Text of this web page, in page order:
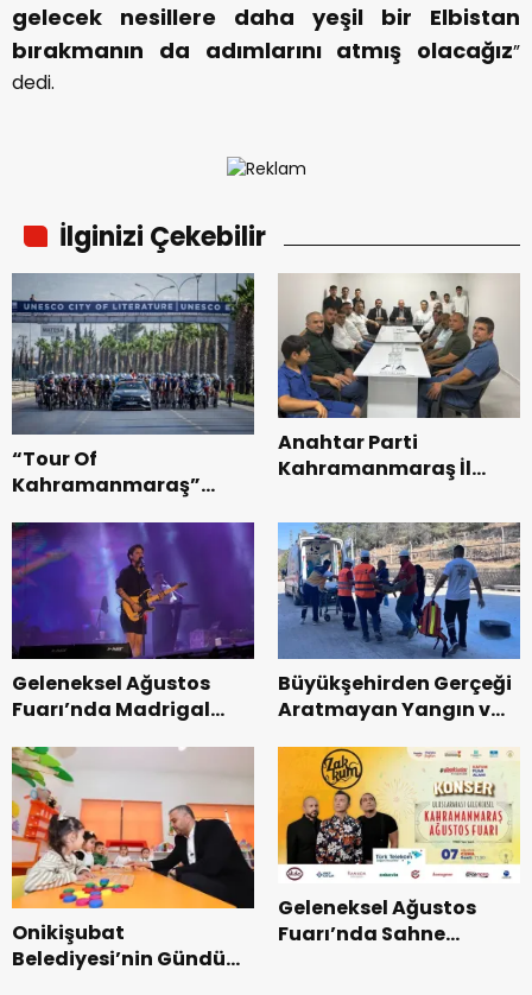
gelecek nesillere daha yeşil bir Elbistan
bırakmanın da adımlarını atmış olacağız”
dedi.
İlginizi Çekebilir
“Tour Of
Kahramanmaraş”
Bisikleti Turnuvası
Tamamlandı.
Anahtar Parti
Kahramanmaraş İl
Teşkilatı ile buluştu.
Geleneksel Ağustos
Fuarı’nda Madrigal
Büyükşehirden Gerçeği
Aratmayan Yangın ve
Onikişubat
Belediyesi’nin Gündüz
Geleneksel Ağustos
Fuarı’nda Sahne